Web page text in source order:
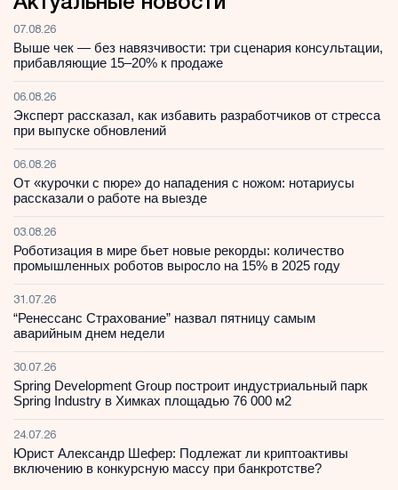
07.08.26
Выше чек — без навязчивости: три сценария консультации,
прибавляющие 15–20% к продаже
06.08.26
Эксперт рассказал, как избавить разработчиков от стресса
при выпуске обновлений
06.08.26
От «курочки с пюре» до нападения с ножом: нотариусы
рассказали о работе на выезде
03.08.26
Роботизация в мире бьет новые рекорды: количество
промышленных роботов выросло на 15% в 2025 году
31.07.26
“Ренессанс Страхование” назвал пятницу самым
аварийным днем недели
30.07.26
Spring Development Group построит индустриальный парк
Spring Industry в Химках площадью 76 000 м2
24.07.26
Юрист Александр Шефер: Подлежат ли криптоактивы
включению в конкурсную массу при банкротстве?